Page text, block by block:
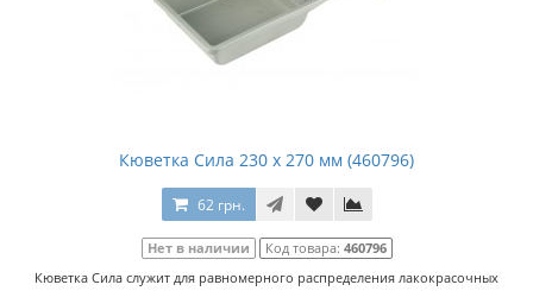
Кюветка Сила 230 х 270 мм (460796)
62 грн.
Нет в наличии Код товара: 460796
Кюветка Сила служит для равномерного распределения лакокрасочных